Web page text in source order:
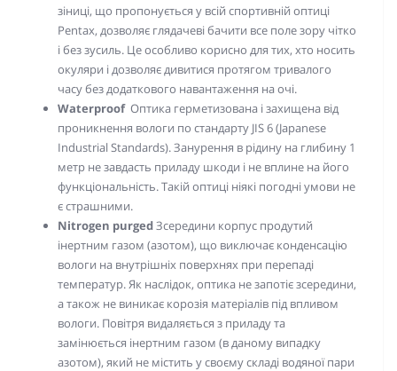
зіниці, що пропонується у всій спортивній оптиці
Pentax, дозволяє глядачеві бачити все поле зору чітко
і без зусиль. Це особливо корисно для тих, хто носить
окуляри і дозволяє дивитися протягом тривалого
часу без додаткового навантаження на очі.
WaterproofОптика герметизована і захищена від
проникнення вологи по стандарту JIS 6 (Japanese
Industrial Standards). Занурення в рідину на глибину 1
метр не завдасть приладу шкоди і не вплине на його
функціональність. Такій оптиці ніякі погодні умови не
є страшними.
Nitrogen purgedЗсередини корпус продутий
інертним газом (азотом), що виключає конденсацію
вологи на внутрішніх поверхнях при перепаді
температур. Як наслідок, оптика не запотіє зсередини,
а також не виникає корозія матеріалів під впливом
вологи. Повітря видаляється з приладу та
замінюється інертним газом (в даному випадку
азотом), який не містить у своєму складі водяної пари